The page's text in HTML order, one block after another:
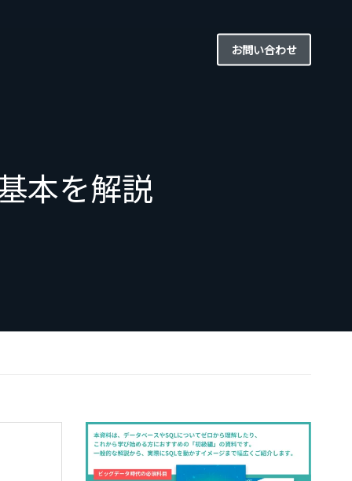
お問い合わせ
本を解説